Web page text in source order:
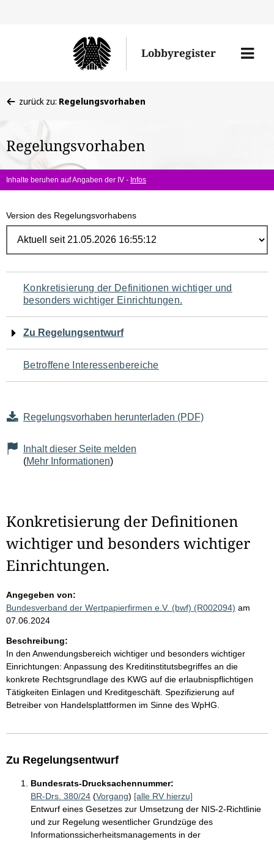
Lobbyregister
Menü
befinden
hier:
zurück zu: Regelungsvorhaben
Regelungsvorhaben
Inhalte beruhen auf Angaben der IV - Infos
Version des Regelungsvorhabens
Navigation
für
den
Seiteninhalt
Konkretisierung der Definitionen wichtiger und
besonders wichtiger Einrichtungen.
Zu Regelungsentwurf
Betroffene Interessenbereiche
Regelungsvorhaben herunterladen (PDF)
Inhalt dieser Seite melden
(Mehr Informationen)
Konkretisierung der Definitionen
wichtiger und besonders wichtiger
Einrichtungen.
Angegeben von:
Bundesverband der Wertpapierfirmen e.V. (bwf) (R002094) am
07.06.2024
Beschreibung:
In den Anwendungsbereich wichtiger und besonders wichtiger
Einrichtungen: Anpassung des Kreditinstitutsbegriffes an die
konkrete Rechtsgrundlage des KWG auf die erlaubnispflichtigen
Tätigkeiten Einlagen und Kreditgeschäft. Spezifizierung auf
Betreiber von Handelsplattformen im Sinne des WpHG.
Zu Regelungsentwurf
Bundesrats-Drucksachennummer:
BR-Drs. 380/24 (Vorgang) [alle RV hierzu]
Entwurf eines Gesetzes zur Umsetzung der NIS-2-Richtlinie
und zur Regelung wesentlicher Grundzüge des
Informationssicherheitsmanagements in der